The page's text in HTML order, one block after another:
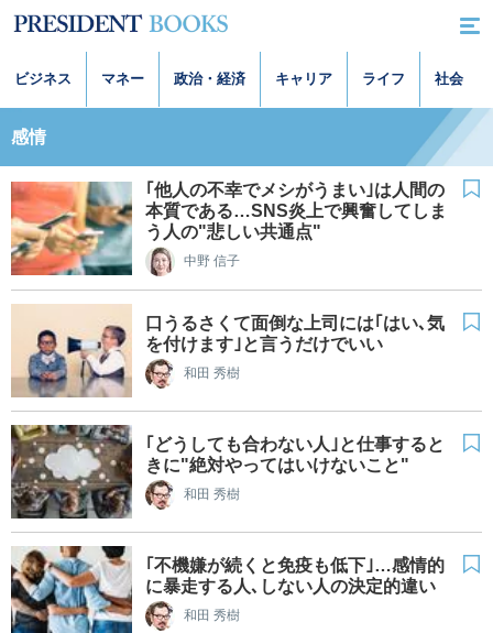
ビジネス マネー 政治・経済 キャリア ライフ 社会
感情
｢他人の不幸でメシがうまい｣は人間の
本質である…SNS炎上で興奮してしま
う人の"悲しい共通点"
中野 信子
口うるさくて面倒な上司には｢はい､気
を付けます｣と言うだけでいい
和田 秀樹
｢どうしても合わない人｣と仕事すると
きに"絶対やってはいけないこと"
和田 秀樹
｢不機嫌が続くと免疫も低下｣…感情的
に暴走する人､しない人の決定的違い
和田 秀樹